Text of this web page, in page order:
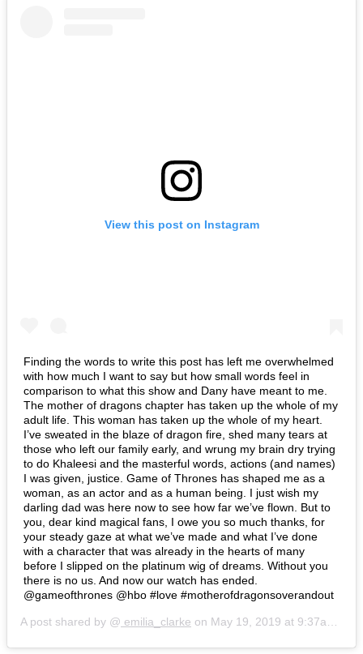
View this post on Instagram
Finding the words to write this post has left me overwhelmed
with how much I want to say but how small words feel in
comparison to what this show and Dany have meant to me.
The mother of dragons chapter has taken up the whole of my
adult life. This woman has taken up the whole of my heart.
I’ve sweated in the blaze of dragon fire, shed many tears at
those who left our family early, and wrung my brain dry trying
to do Khaleesi and the masterful words, actions (and names)
I was given, justice. Game of Thrones has shaped me as a
woman, as an actor and as a human being. I just wish my
darling dad was here now to see how far we’ve flown. But to
you, dear kind magical fans, I owe you so much thanks, for
your steady gaze at what we’ve made and what I’ve done
with a character that was already in the hearts of many
before I slipped on the platinum wig of dreams. Without you
there is no us. And now our watch has ended.
@gameofthrones @hbo #love #motherofdragonsoverandout
A post shared by @ emilia_clarke on May 19, 2019 at 9:37am PDT